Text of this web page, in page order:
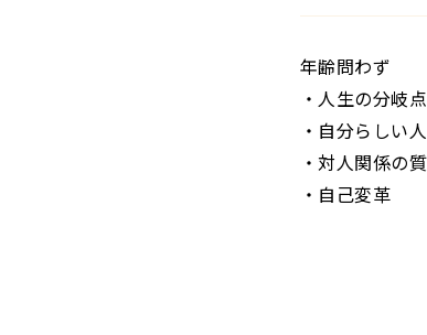
年齢問わず
・人生の分岐
・自分らしい
・対人関係の
・自己変革